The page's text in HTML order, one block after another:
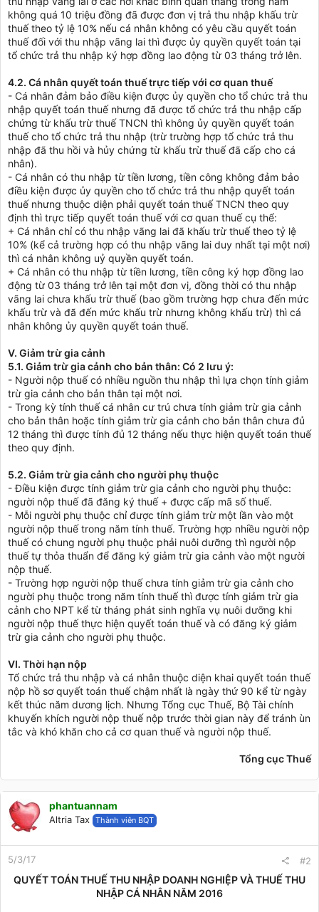
không quá 10 triệu đồng đã được đơn vị trả thu nhập khấu trừ
thuế theo tỷ lệ 10% nếu cá nhân không có yêu cầu quyết toán
thuế đối với thu nhập vãng lai thì được ủy quyền quyết toán tại
tổ chức trả thu nhập ký hợp đồng lao động từ 03 tháng trở lên.
4.2. Cá nhân quyết toán thuế trực tiếp với cơ quan thuế
- Cá nhân đảm bảo điều kiện được ủy quyền cho tổ chức trả thu
nhập quyết toán thuế nhưng đã được tổ chức trả thu nhập cấp
chứng từ khấu trừ thuế TNCN thì không ủy quyền quyết toán
thuế cho tổ chức trả thu nhập (trừ trường hợp tổ chức trả thu
nhập đã thu hồi và hủy chứng từ khấu trừ thuế đã cấp cho cá
nhân).
- Cá nhân có thu nhập từ tiền lương, tiền công không đảm bảo
điều kiện được ủy quyền cho tổ chức trả thu nhập quyết toán
thuế nhưng thuộc diện phải quyết toán thuế TNCN theo quy
định thì trực tiếp quyết toán thuế với cơ quan thuế cụ thể:
+ Cá nhân chỉ có thu nhập vãng lai đã khấu trừ thuế theo tỷ lệ
10% (kể cả trường hợp có thu nhập vãng lai duy nhất tại một nơi)
thì cá nhân không uỷ quyền quyết toán.
+ Cá nhân có thu nhập từ tiền lương, tiền công ký hợp đồng lao
động từ 03 tháng trở lên tại một đơn vị, đồng thời có thu nhập
vãng lai chưa khấu trừ thuế (bao gồm trường hợp chưa đến mức
khấu trừ và đã đến mức khấu trừ nhưng không khấu trừ) thì cá
nhân không ủy quyền quyết toán thuế.
V. Giảm trừ gia cảnh
5.1. Giảm trừ gia cảnh cho bản thân: Có 2 lưu ý:
- Người nộp thuế có nhiều nguồn thu nhập thì lựa chọn tính giảm
trừ gia cảnh cho bản thân tại một nơi.
- Trong kỳ tính thuế cá nhân cư trú chưa tính giảm trừ gia cảnh
cho bản thân hoặc tính giảm trừ gia cảnh cho bản thân chưa đủ
12 tháng thì được tính đủ 12 tháng nếu thực hiện quyết toán thuế
theo quy định.
5.2. Giảm trừ gia cảnh cho người phụ thuộc
- Điều kiện được tính giảm trừ gia cảnh cho người phụ thuộc:
người nộp thuế đã đăng ký thuế + được cấp mã số thuế.
- Mỗi người phụ thuộc chỉ được tính giảm trừ một lần vào một
người nộp thuế trong năm tính thuế. Trường hợp nhiều người nộp
thuế có chung người phụ thuộc phải nuôi dưỡng thì người nộp
thuế tự thỏa thuẩn để đăng ký giảm trừ gia cảnh vào một người
nộp thuế.
- Trường hợp người nộp thuế chưa tính giảm trừ gia cảnh cho
người phụ thuộc trong năm tính thuế thì được tính giảm trừ gia
cảnh cho NPT kể từ tháng phát sinh nghĩa vụ nuôi dưỡng khi
người nộp thuế thực hiện quyết toán thuế và có đăng ký giảm
trừ gia cảnh cho người phụ thuộc.
VI. Thời hạn nộp
Tổ chức trả thu nhập và cá nhân thuộc diện khai quyết toán thuế
nộp hồ sơ quyết toán thuế chậm nhất là ngày thứ 90 kể từ ngày
kết thúc năm dương lịch. Nhưng Tổng cục Thuế, Bộ Tài chính
khuyến khích người nộp thuế nộp trước thời gian này để tránh ùn
tắc và khó khăn cho cả cơ quan thuế và người nộp thuế.
Tổng cục Thuế
phantuannam
Altria Tax Thành viên BQT
5/3/17 #2
QUYẾT TOÁN THUẾ THU NHẬP DOANH NGHIỆP VÀ THUẾ THU
NHẬP CÁ NHÂN NĂM 2016